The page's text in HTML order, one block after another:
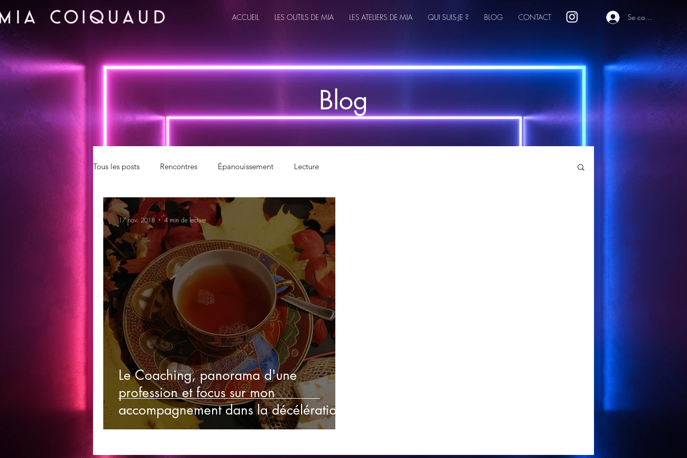
ACCUEIL LES OUTILS DE MIA LES ATELIERS DE MIA QUI SUIS-JE ? BLOG CONTACT Se connecter
Blog
Tous les posts Rencontres Épanouissement Lecture
Le Coaching, panorama d'une
profession et focus sur mon
accompagnement dans la décélération
17 nov. 2018 4 min de lecture